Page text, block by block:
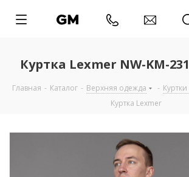
Куртка Lexmer NW-KM-
Главная - Каталог - Верхняя одежда -
Куртка Lexmer